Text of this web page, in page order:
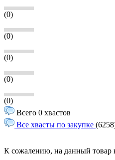
(0)
(0)
(0)
(0)
(0)
Всего 0 хвастов
Все хвасты по закупке
К сожалению, на данный товар